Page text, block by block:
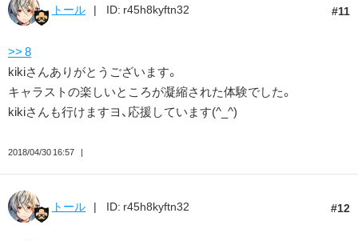
11
トール ID: r45h8kyftn32
>> 8
kikiさんありがとうございます。
キャラストの楽しいところが凝縮された体験でした。
kikiさんも行けますヨ、応援しています(^_^)
2018/04/30 16:57
12
トール ID: r45h8kyftn32